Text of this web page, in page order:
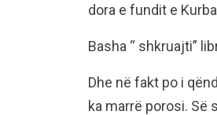
dora e fundit e
Basha “ shkruajti”
Dhe në fakt po i
ka marrë porosi. Së